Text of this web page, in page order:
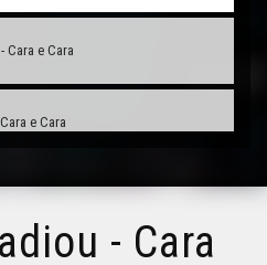
Cara e Cara
e Cara
e Cara
- Cara